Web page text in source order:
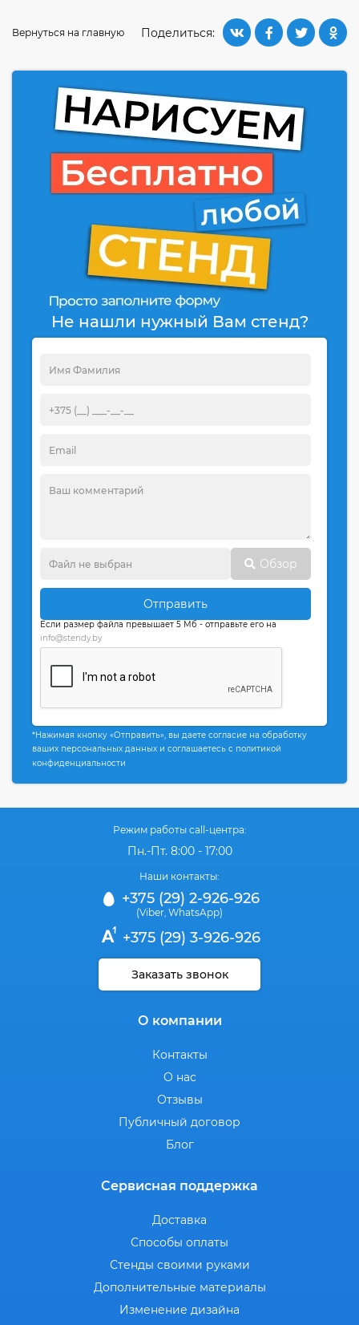
Поделиться:
Вернуться на главную
Не нашли нужный Вам стенд?
Обзор
Отправить
Если размер файла превышает 5 Мб - отправьте его на
info@stendy.by
*Нажимая кнопку «Отправить», вы даете согласие на обработку
ваших персональных данных и соглашаетесь с политикой
конфиденциальности
Режим работы call-центра:
Пн.-Пт. 8:00 - 17:00
Наши контакты:
+375 (29) 2-926-926
(Viber WhatsApp)
+375 (29) 3-926-926
Заказать звонок
О компании
Контакты
О нас
Отзывы
Публичный договор
Блог
Сервисная поддержка
Доставка
Способы оплаты
Стенды своими руками
Дополнительные материалы
Изменение дизайна